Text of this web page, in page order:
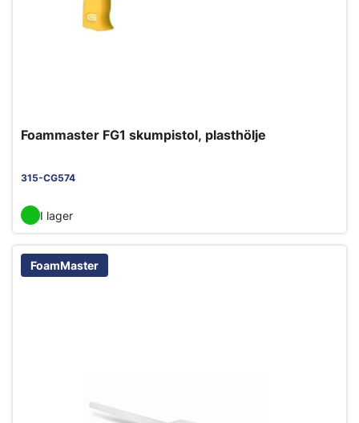
Foammaster FG1 skumpistol, plasthölje
315-CG574
I lager
FoamMaster